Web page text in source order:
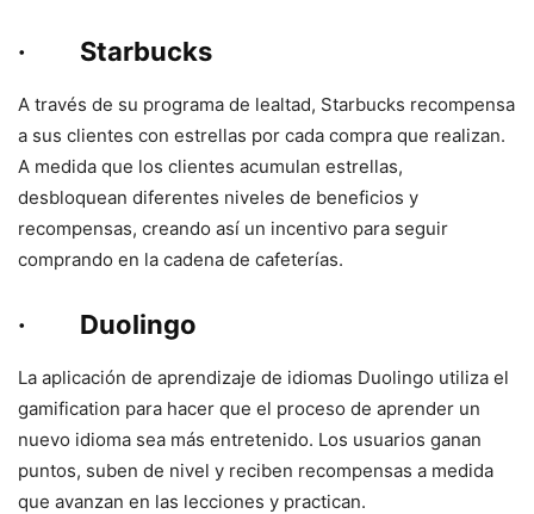
· Starbucks
A través de su programa de lealtad, Starbucks recompensa
a sus clientes con estrellas por cada compra que realizan.
A medida que los clientes acumulan estrellas,
desbloquean diferentes niveles de beneficios y
recompensas, creando así un incentivo para seguir
comprando en la cadena de cafeterías.
· Duolingo
La aplicación de aprendizaje de idiomas Duolingo utiliza el
gamification para hacer que el proceso de aprender un
nuevo idioma sea más entretenido. Los usuarios ganan
puntos, suben de nivel y reciben recompensas a medida
que avanzan en las lecciones y practican.